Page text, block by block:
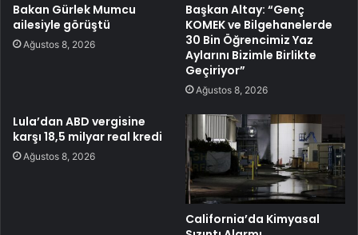
Bakan Gürlek Mumcu
ailesiyle görüştü
Ağustos 8, 2026
Başkan Altay: “Genç
KOMEK ve Bilgehanelerde
30 Bin Öğrencimiz Yaz
Aylarını Bizimle Birlikte
Geçiriyor”
Ağustos 8, 2026
Lula’dan ABD vergisine
karşı 18,5 milyar real kredi
Ağustos 8, 2026
California’da Kimyasal